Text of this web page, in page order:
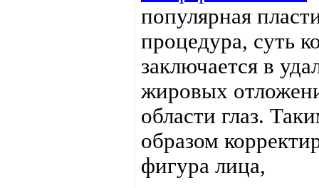
популярная
процедура, суть
заключается в
жировых
области глаз.
образом
фигура лица,